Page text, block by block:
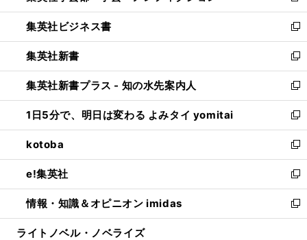
開
く
ウ
で
開
く
ン
ド
ウ
で
開
く
し
い
ウ
ィ
ン
ド
ウ
で
開
く
集英社ビジネス書
新
し
い
ウ
ィ
ン
ド
ウ
で
開
く
集英社新書
新
し
い
ウ
ィ
ン
ド
ウ
で
開
く
集英社新書プラス - 知の水先案内人
新
し
い
ウ
ィ
ン
ド
ウ
で
開
1日5分で、明日は変わる よみタイ yomitai
新
し
い
ウ
ィ
ン
ド
ウ
kotoba
新
し
い
ウ
ィ
ン
e!集英社
新
し
い
ウ
情報・知識＆オピニオン imidas
新
し
ライトノベル・ノベライズ